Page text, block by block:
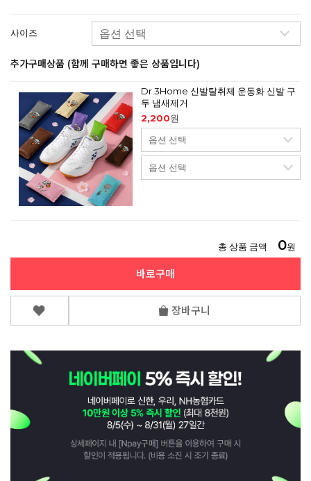
사이즈
추가구매상품 (함께 구매하면 좋은 상품입니다)
Dr.3Home 신발탈취제 운동화 신발 구
두 냄새제거
2,200원
총 상품 금액 0원
바로구매
장바구니